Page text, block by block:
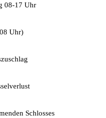
08-17 Uhr
Uhr)
Schlosses